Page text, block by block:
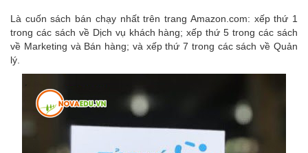
Là cuốn sách bán chạy nhất trên trang Amazon.com: xếp thứ 1
trong các sách về Dịch vụ khách hàng; xếp thứ 5 trong các sách
về Marketing và Bán hàng; và xếp thứ 7 trong các sách về Quản
lý.